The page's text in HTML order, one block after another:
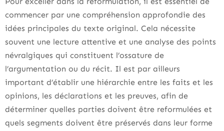
commencer par une compréhension approfondie des
idées principales du texte original. Cela nécessite
souvent une lecture attentive et une analyse des points
névralgiques qui constituent l’ossature de
l’argumentation ou du récit. Il est par ailleurs
important d’établir une hiérarchie entre les faits et les
opinions, les déclarations et les preuves, afin de
déterminer quelles parties doivent être reformulées et
quels segments doivent être préservés dans leur forme